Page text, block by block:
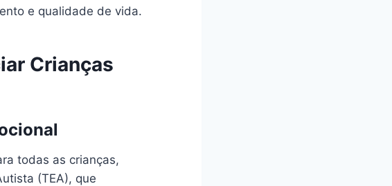
e qualidade de vida.
Crianças
todas as crianças,
(TEA), que